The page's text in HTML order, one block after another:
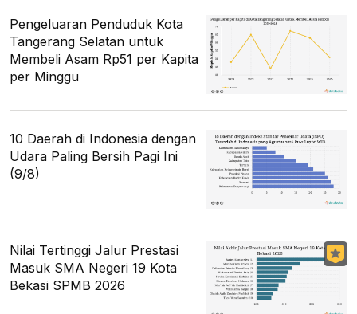
Pengeluaran Penduduk Kota
Tangerang Selatan untuk
Membeli Asam Rp51 per Kapita
per Minggu
10 Daerah di Indonesia dengan
Udara Paling Bersih Pagi Ini
(9/8)
Nilai Tertinggi Jalur Prestasi
Masuk SMA Negeri 19 Kota
Bekasi SPMB 2026